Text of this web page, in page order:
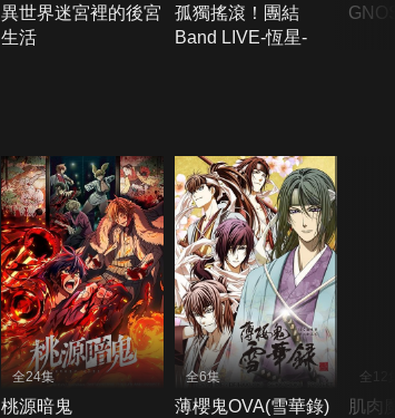
異世界迷宮裡的後宮
生活
孤獨搖滾！團結
Band LIVE-恆星-
全24集
桃源暗鬼
全6集
薄櫻鬼OVA(雪華錄)
全12
肌肉